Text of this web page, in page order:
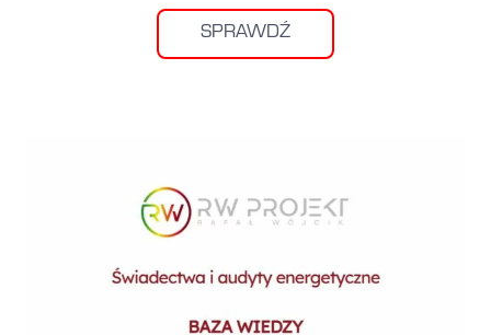
SPRAWDŹ